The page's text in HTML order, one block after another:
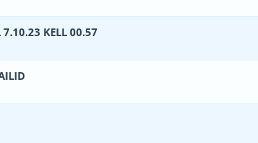
7.10.23 KELL 00.57
0 Hääle(d) - 0 viiest (keskmiselt)
12